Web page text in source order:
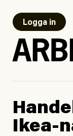
Logga in
Ikea-